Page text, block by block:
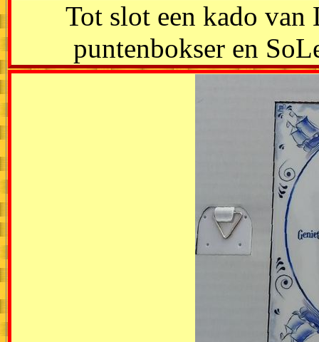
Tot slot een kado van
puntenbokser en